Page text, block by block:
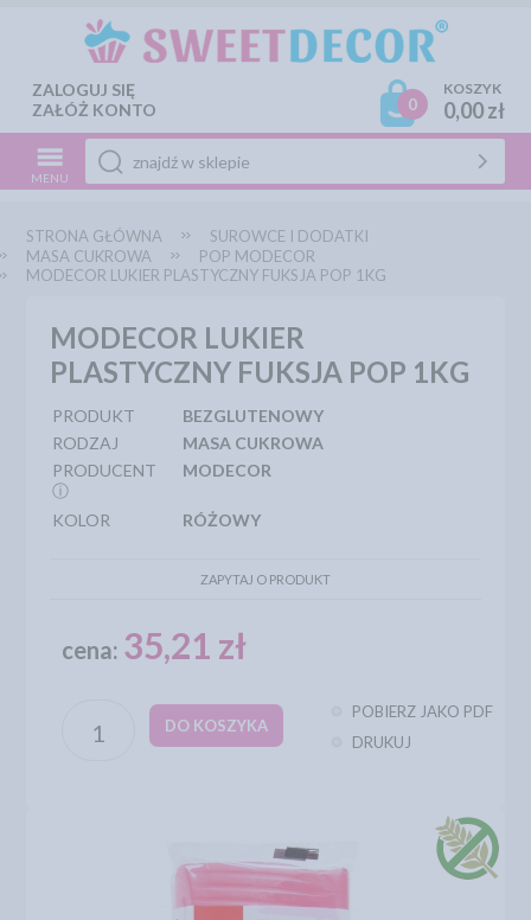
ZALOGUJ SIĘ
ZAŁÓŻ KONTO
0
KOSZYK
0,00 zł
MENU
STRONA GŁÓWNA
SUROWCE I DODATKI
MASA CUKROWA
POP MODECOR
MODECOR LUKIER PLASTYCZNY FUKSJA POP 1KG
MODECOR LUKIER
PLASTYCZNY FUKSJA POP 1KG
PRODUKT
BEZGLUTENOWY
RODZAJ
MASA CUKROWA
PRODUCENT
ⓘ
MODECOR
KOLOR RÓŻOWY
ZAPYTAJ O PRODUKT
cena: 35,21 zł
DO KOSZYKA
POBIERZ JAKO PDF
DRUKUJ